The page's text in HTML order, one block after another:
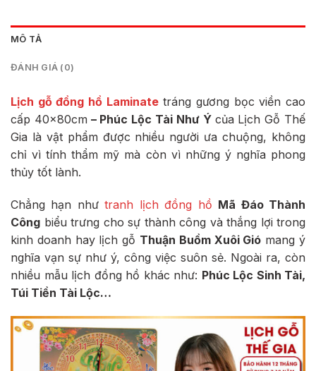
MÔ TẢ
ĐÁNH GIÁ (0)
Lịch gỗ đồng hồ Laminatetráng gương bọc viền cao
cấp 40x80cm – Phúc Lộc Tài Như Ý của Lịch Gỗ Thế
Gia là vật phẩm được nhiều người ưa chuộng, không
chỉ vì tính thẩm mỹ mà còn vì những ý nghĩa phong
thủy tốt lành.
Chẳng hạn nhưtranh lịch đồng hồ Mã Đáo Thành
Công biểu trưng cho sự thành công và thắng lợi trong
kinh doanh hay lịch gỗ Thuận Buồm Xuôi Gió mang ý
nghĩa vạn sự như ý, công việc suôn sẻ. Ngoài ra, còn
nhiều mẫu lịch đồng hồ khác như: Phúc Lộc Sinh Tài,
Túi Tiền Tài Lộc…